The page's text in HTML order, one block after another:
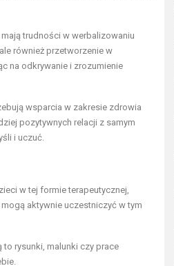
trudności w werbalizowaniu
również przetworzenie w
na odkrywanie i zrozumienie
wsparcia w zakresie zdrowia
pozytywnych relacji z samym
i uczuć.
w tej formie terapeutycznej,
aktywnie uczestniczyć w tym
rysunki, malunki czy prace